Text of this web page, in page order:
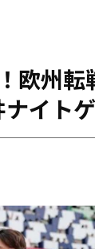
欧州転
イト